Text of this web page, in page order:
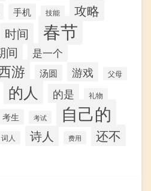
手机 技能 攻略
时间 春节
间 是一个
游 汤圆 游戏 父母
的人 的是 礼物
考生 考试 自己的
词人 诗人 费用 还不